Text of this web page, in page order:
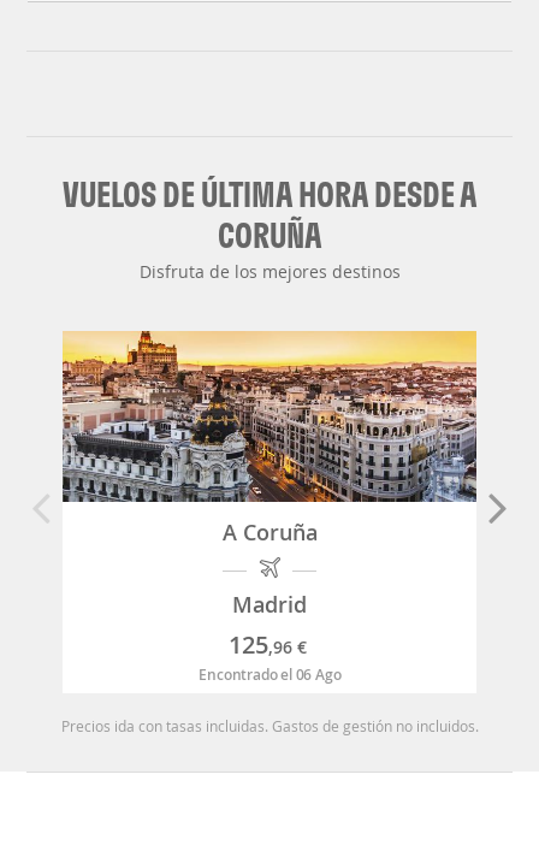
VUELOS DE ÚLTIMA HORA DESDE A
CORUÑA
Disfruta de los mejores destinos
A Coruña
Madrid
125,96 €
Encontrado el 06 Ago
Precios ida con tasas incluidas. Gastos de gestión no incluidos.